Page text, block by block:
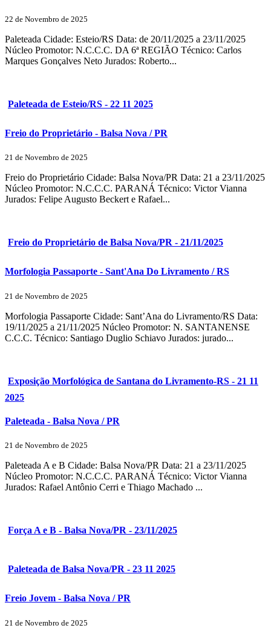
22 de Novembro de 2025
Paleteada Cidade: Esteio/RS Data: de 20/11/2025 a 23/11/2025
Núcleo Promotor: N.C.C.C. DA 6ª REGIÃO Técnico: Carlos
Marques Gonçalves Neto Jurados: Roberto...
Paleteada de Esteio/RS - 22 11 2025
Freio do Proprietário - Balsa Nova / PR
21 de Novembro de 2025
Freio do Proprietário Cidade: Balsa Nova/PR Data: 21 a 23/11/2025
Núcleo Promotor: N.C.C.C. PARANÁ Técnico: Victor Vianna
Jurados: Felipe Augusto Beckert e Rafael...
Freio do Proprietário de Balsa Nova/PR - 21/11/2025
Morfologia Passaporte - Sant'Ana Do Livramento / RS
21 de Novembro de 2025
Morfologia Passaporte Cidade: Sant’Ana do Livramento/RS Data:
19/11/2025 a 21/11/2025 Núcleo Promotor: N. SANTANENSE
C.C.C. Técnico: Santiago Duglio Schiavo Jurados: jurado...
Exposição Morfológica de Santana do Livramento-RS - 21 11
2025
Paleteada - Balsa Nova / PR
21 de Novembro de 2025
Paleteada A e B Cidade: Balsa Nova/PR Data: 21 a 23/11/2025
Núcleo Promotor: N.C.C.C. PARANÁ Técnico: Victor Vianna
Jurados: Rafael Antônio Cerri e Thiago Machado ...
Força A e B - Balsa Nova/PR - 23/11/2025
Paleteada de Balsa Nova/PR - 23 11 2025
Freio Jovem - Balsa Nova / PR
21 de Novembro de 2025